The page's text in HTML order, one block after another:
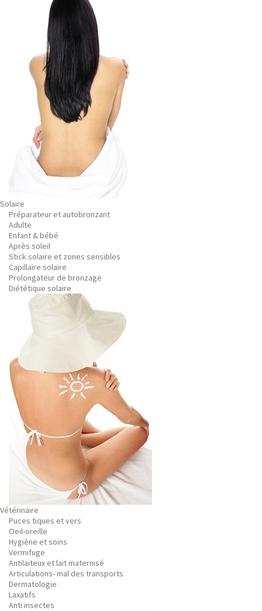
Solaire
Préparateur et autobronzant
Adulte
Enfant & bébé
Après soleil
Stick solaire et zones sensibles
Capillaire solaire
Prolongateur de bronzage
Diététique solaire
Vétérinaire
Puces tiques et vers
Oeil-oreille
Hygiène et soins
Vermifuge
Antilaiteux et lait maternisé
Articulations- mal des transports
Dermatologie
Laxatifs
Anti insectes